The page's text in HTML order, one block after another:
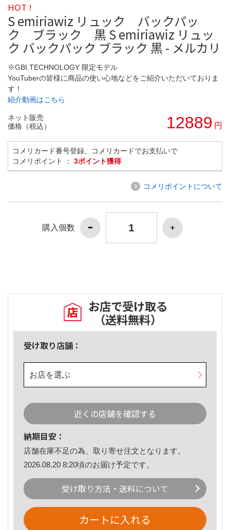
HOT !
S emiriawiz リュック バックパッ
ク ブラック 黒 S emiriawiz リュッ
ク バックパック ブラック 黒 - メルカリ
※GBI.TECHNOLOGY 限定モデル
YouTuberの皆様に商品の使い心地などをご紹介いただいておりま
す！
紹介動画はこちら
ネット販売
価格（税込）
12889 円
コメリカード番号登録、コメリカードでお支払いで
コメリポイント ： 3ポイント獲得
コメリポイントについて
購入個数
お店で受け取る
（送料無料）
受け取り店舗：
お店を選ぶ
近くの店舗を確認する
納期目安：
店舗在庫不足の為、取り寄せ注文となります。
2026.08.20 8:20頃のお届け予定です。
受け取り方法・送料について
カートに入れる